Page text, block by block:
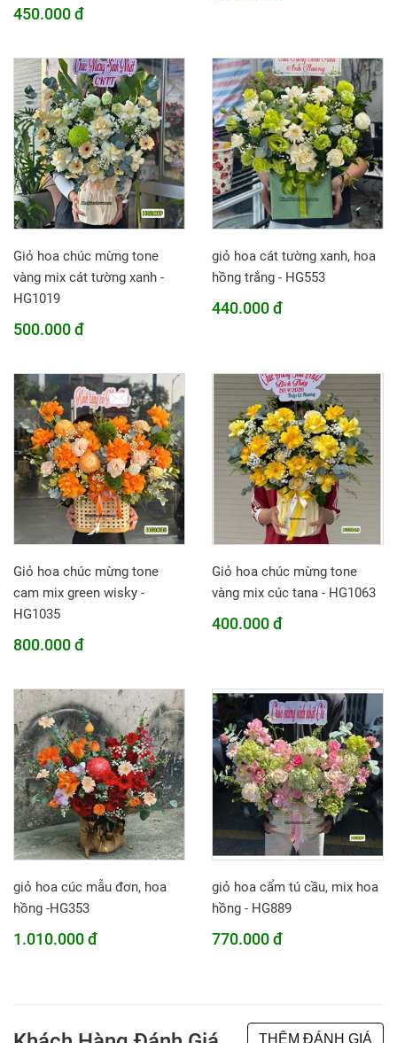
450.000 đ
Giỏ hoa chúc mừng tone
vàng mix cát tường xanh -
HG1019
500.000 đ
giỏ hoa cát tường xanh, hoa
hồng trắng - HG553
440.000 đ
Giỏ hoa chúc mừng tone
cam mix green wisky -
HG1035
800.000 đ
Giỏ hoa chúc mừng tone
vàng mix cúc tana - HG1063
400.000 đ
giỏ hoa cúc mẫu đơn, hoa
hồng -HG353
1.010.000 đ
giỏ hoa cẩm tú cầu, mix hoa
hồng - HG889
770.000 đ
THÊM ĐÁNH GIÁ